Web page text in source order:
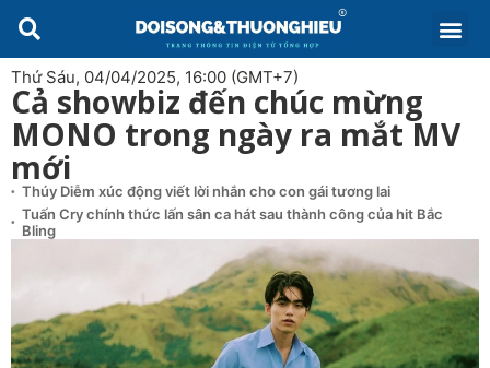
Thứ Sáu, 04/04/2025, 16:00 (GMT+7)
Cả showbiz đến chúc mừng
MONO trong ngày ra mắt MV
mới
Thúy Diễm xúc động viết lời nhắn cho con gái tương lai
Tuấn Cry chính thức lấn sân ca hát sau thành công của hit Bắc
Bling